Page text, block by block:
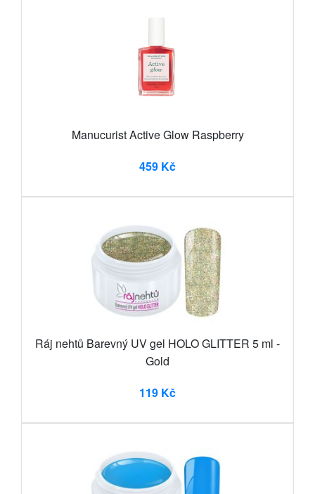
Manucurist Active Glow Raspberry
459 Kč
Ráj nehtů Barevný UV gel HOLO GLITTER 5 ml -
Gold
119 Kč